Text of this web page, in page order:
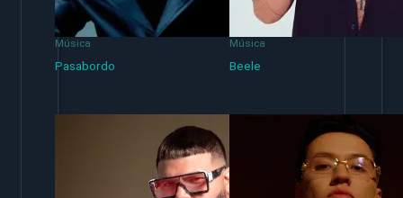
Música
Pasabordo
Música
Beele